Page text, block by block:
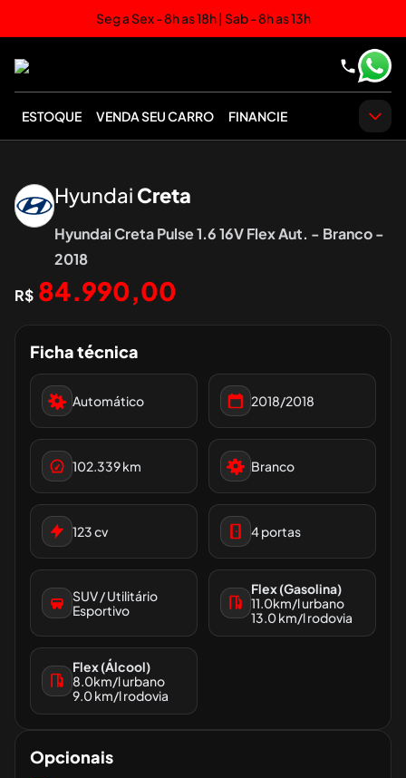
Seg a Sex - 8h as 18h | Sab - 8h as 13h
ESTOQUE VENDA SEU CARRO FINANCIE
Hyundai Creta
Hyundai Creta Pulse 1.6 16V Flex Aut. - Branco -
2018
R$ 84.990,00
Ficha técnica
Automático 2018/2018
102.339km Branco
123cv 4portas
SUV / Utilitário
Esportivo
Flex (Gasolina)
11.0km/l urbano
13.0km/l rodovia
Flex (Álcool)
8.0km/l urbano
9.0km/l rodovia
Opcionais